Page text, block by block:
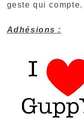
geste qui compte.
Adhésions :